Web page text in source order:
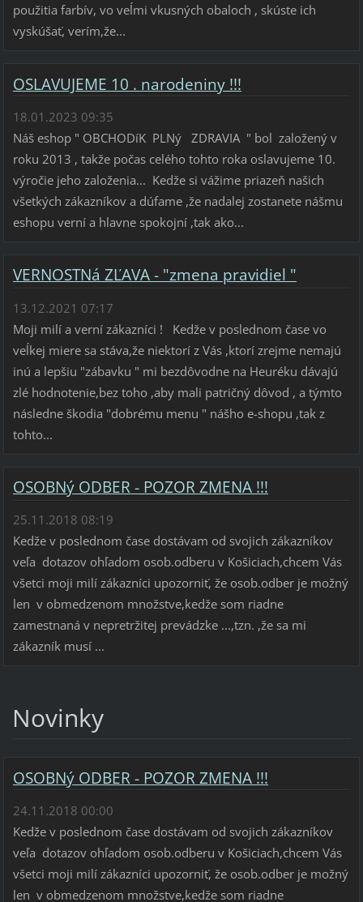
použitia farbív, vo veĺmi vkusných obaloch , skúste ich
vyskúšať, verím,že...
OSLAVUJEME 10 . narodeniny !!!
18.01.2023 09:35
Náš eshop " OBCHODíK PLNý ZDRAVIA " bol založený v
roku 2013 , takže počas celého tohto roka oslavujeme 10.
výročie jeho založenia... Kedže si vážime priazeň našich
všetkých zákazníkov a dúfame ,že nadalej zostanete nášmu
eshopu verní a hlavne spokojní ,tak ako...
VERNOSTNá ZĽAVA - "zmena pravidiel "
13.12.2021 07:17
Moji milí a verní zákazníci ! Kedže v poslednom čase vo
veĺkej miere sa stáva,že niektorí z Vás ,ktorí zrejme nemajú
inú a lepšiu "zábavku " mi bezdôvodne na Heuréku dávajú
zlé hodnotenie,bez toho ,aby mali patričný dôvod , a týmto
následne škodia "dobrému menu " nášho e-shopu ,tak z
tohto...
OSOBNý ODBER - POZOR ZMENA !!!
25.11.2018 08:19
Kedže v poslednom čase dostávam od svojich zákazníkov
veľa dotazov ohľadom osob.odberu v Košiciach,chcem Vás
všetci moji milí zákazníci upozorniť, že osob.odber je možný
len v obmedzenom množstve,kedže som riadne
zamestnaná v nepretržitej prevádzke ...,tzn. ,že sa mi
zákazník musí ...
Novinky
OSOBNý ODBER - POZOR ZMENA !!!
24.11.2018 00:00
Kedže v poslednom čase dostávam od svojich zákazníkov
veľa dotazov ohľadom osob.odberu v Košiciach,chcem Vás
všetci moji milí zákazníci upozorniť, že osob.odber je možný
len v obmedzenom množstve,kedže som riadne